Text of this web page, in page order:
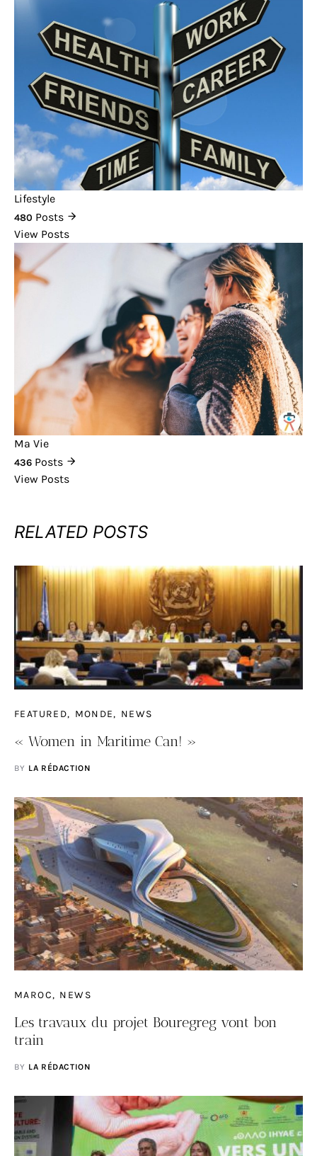
Lifestyle
480 Posts
View Posts
Ma Vie
436 Posts
View Posts
RELATED POSTS
FEATURED MONDE NEWS
« Women in Maritime Can! »
BY LA RÉDACTION
MAROC NEWS
Les travaux du projet Bouregreg vont bon
train
BY LA RÉDACTION